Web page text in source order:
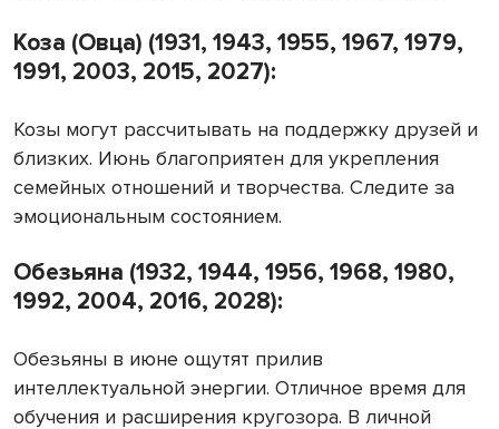
Коза (Овца) (1931, 1943, 1955, 1967, 1979,
1991, 2003, 2015, 2027):
Козы могут рассчитывать на поддержку друзей и
близких. Июнь благоприятен для укрепления
семейных отношений и творчества. Следите за
эмоциональным состоянием.
Обезьяна (1932, 1944, 1956, 1968, 1980,
1992, 2004, 2016, 2028):
Обезьяны в июне ощутят прилив
интеллектуальной энергии. Отличное время для
обучения и расширения кругозора. В личной